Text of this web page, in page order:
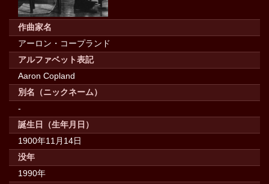
作曲家名
アーロン・コープランド
アルファベット表記
Aaron Copland
別名（ニックネーム）
-
誕生日（生年月日）
1900年11月14日
没年
1990年